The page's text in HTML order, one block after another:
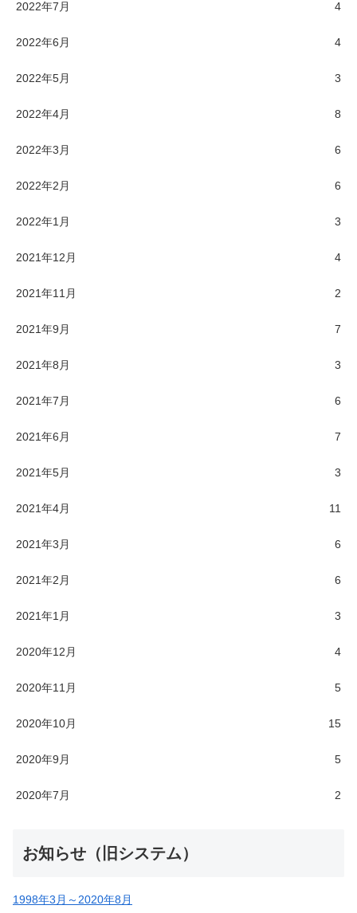
2022年7月 4
2022年6月 4
2022年5月 3
2022年4月 8
2022年3月 6
2022年2月 6
2022年1月 3
2021年12月 4
2021年11月 2
2021年9月 7
2021年8月 3
2021年7月 6
2021年6月 7
2021年5月 3
2021年4月 11
2021年3月 6
2021年2月 6
2021年1月 3
2020年12月 4
2020年11月 5
2020年10月 15
2020年9月 5
2020年7月 2
お知らせ（旧システム）
1998年3月～2020年8月